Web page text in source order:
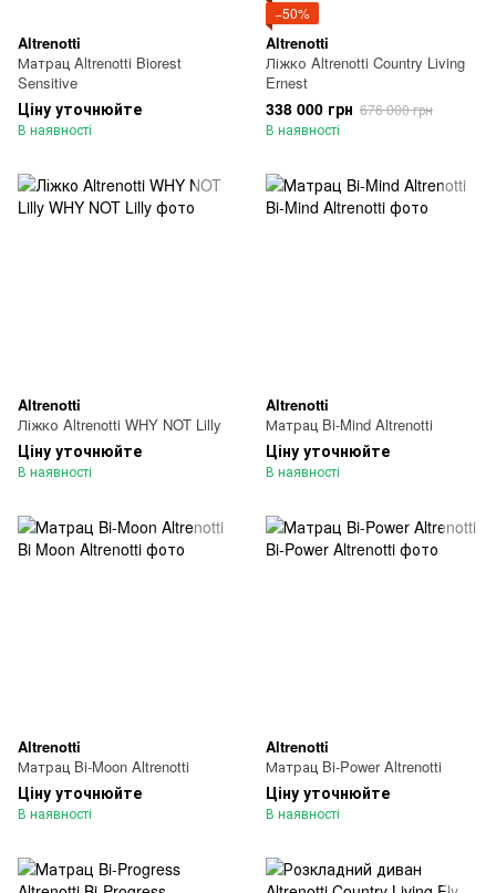
Altrenotti
Матрац Altrenotti Biorest
Sensitive
Ціну уточнюйте
В наявності
−50%
Altrenotti
Ліжко Altrenotti Country Living
Ernest
338 000 грн 676 000 грн
В наявності
Altrenotti
Ліжко Altrenotti WHY NOT Lilly
Ціну уточнюйте
В наявності
Altrenotti
Матрац Bi-Mind Altrenotti
Ціну уточнюйте
В наявності
Altrenotti
Матрац Bi-Moon Altrenotti
Ціну уточнюйте
В наявності
Altrenotti
Матрац Bi-Power Altrenotti
Ціну уточнюйте
В наявності